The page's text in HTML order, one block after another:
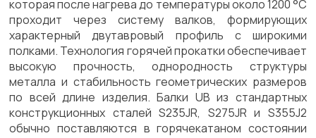
которая после нагрева до температуры около 1200 °C
проходит через систему валков, формирующих
характерный двутавровый профиль с широкими
полками. Технология горячей прокатки обеспечивает
высокую прочность, однородность структуры
металла и стабильность геометрических размеров
по всей длине изделия. Балки UB из стандартных
конструкционных сталей S235JR, S275JR и S355J2
обычно поставляются в горячекатаном состоянии